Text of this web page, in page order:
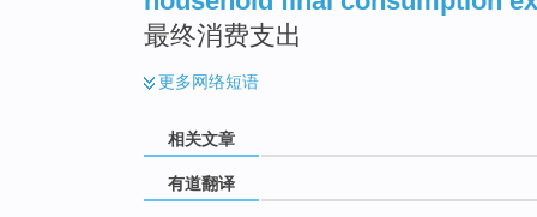
最终消费支出
更多网络短语
相关文章
有道翻译